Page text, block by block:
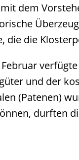
dem
die
und der
(Patenen)
durften